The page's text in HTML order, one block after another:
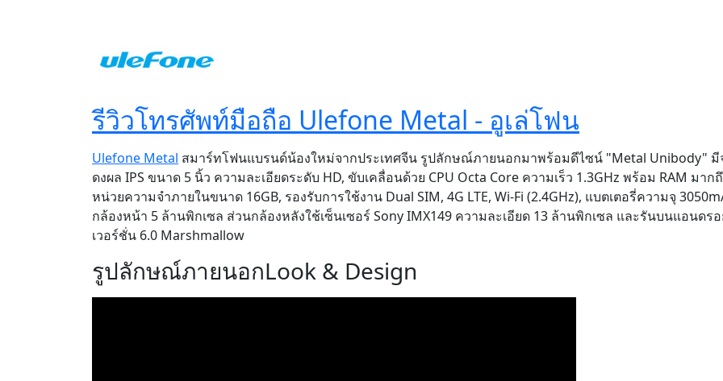
รีวิวโทรศัพท์มือถือ Ulefone Metal - อูเล่โฟน
Ulefone Metal สมาร์ทโฟนแบรนด์น้องใหม่จากประเทศจีน รูปลักษณ์ภายนอกมาพร้อมดีไซน์ "Metal Unibody" มี
ดงผล IPS ขนาด 5 นิ้ว ความละเอียดระดับ HD, ขับเคลื่อนด้วย CPU Octa Core ความเร็ว 1.3GHz พร้อม RAM มาก
หน่วยความจำภายในขนาด 16GB, รองรับการใช้งาน Dual SIM, 4G LTE, Wi-Fi (2.4GHz), แบตเตอรี่ความจุ
กล้องหน้า 5 ล้านพิกเซล ส่วนกล้องหลังใช้เซ็นเซอร์ Sony IMX149 ความละเอียด 13 ล้านพิกเซล และรันบนแอนดร
เวอร์ชั่น 6.0 Marshmallow
รูปลักษณ์ภายนอกLook & Design